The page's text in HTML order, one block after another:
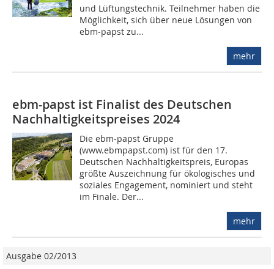
und Lüftungstechnik. Teilnehmer haben die
Möglichkeit, sich über neue Lösungen von
ebm-papst zu...
mehr
ebm-papst ist Finalist des Deutschen
Nachhaltigkeitspreises 2024
Die ebm-papst Gruppe
(www.ebmpapst.com) ist für den 17.
Deutschen Nachhaltigkeitspreis, Europas
größte Auszeichnung für ökologisches und
soziales Engagement, nominiert und steht
im Finale. Der...
mehr
Ausgabe 02/2013